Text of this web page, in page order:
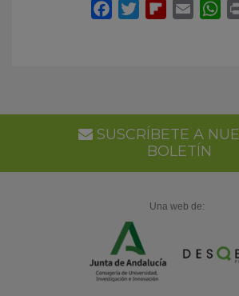
SUSCRÍBETE A
BOLETÍN
Una web de: